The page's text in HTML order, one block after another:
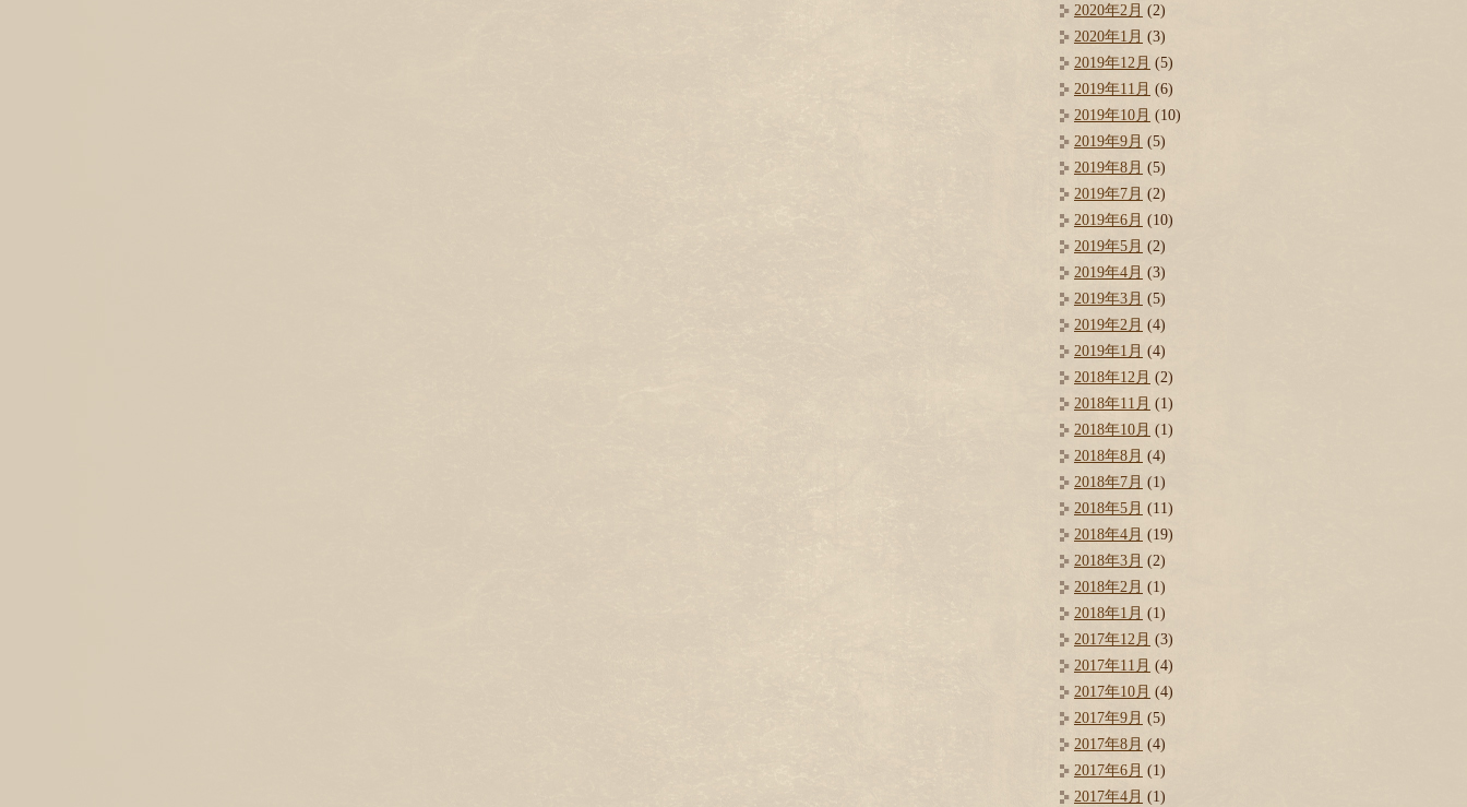
2020年2月 (2)
2020年1月 (3)
2019年12月 (5)
2019年11月 (6)
2019年10月 (10)
2019年9月 (5)
2019年8月 (5)
2019年7月 (2)
2019年6月 (10)
2019年5月 (2)
2019年4月 (3)
2019年3月 (5)
2019年2月 (4)
2019年1月 (4)
2018年12月 (2)
2018年11月 (1)
2018年10月 (1)
2018年8月 (4)
2018年7月 (1)
2018年5月 (11)
2018年4月 (19)
2018年3月 (2)
2018年2月 (1)
2018年1月 (1)
2017年12月 (3)
2017年11月 (4)
2017年10月 (4)
2017年9月 (5)
2017年8月 (4)
2017年6月 (1)
2017年4月 (1)